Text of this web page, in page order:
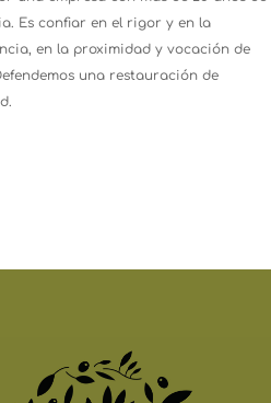
Es confiar en el rigor y en la
en la proximidad y vocación de
una restauración de